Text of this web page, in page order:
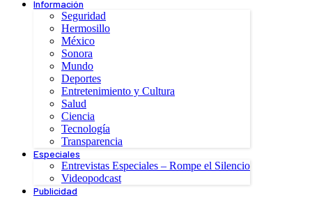
Información
Seguridad
Hermosillo
México
Sonora
Mundo
Deportes
Entretenimiento y Cultura
Salud
Ciencia
Tecnología
Transparencia
Especiales
Entrevistas Especiales – Rompe el Silencio
Videopodcast
Publicidad